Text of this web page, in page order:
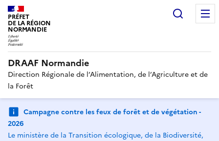
PRÉFET
DE LA RÉGION
NORMANDIE
DRAAF Normandie
Direction Régionale de l’Alimentation, de l’Agriculture et de
la Forêt
Campagne contre les feux de forêt et de végétation -
2026
Le ministère de la Transition écologique, de la Biodiversité,